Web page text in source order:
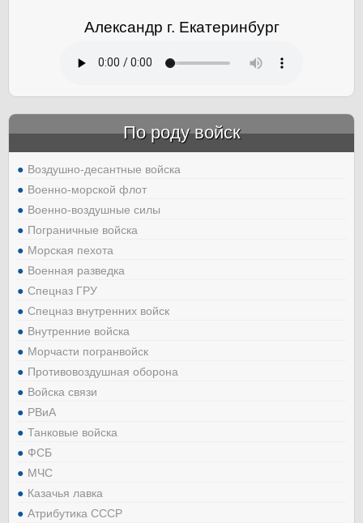
Александр г. Екатеринбург
По роду войск
Воздушно-десантные войска
Военно-морской флот
Военно-воздушные силы
Пограничные войска
Морская пехота
Военная разведка
Спецназ ГРУ
Спецназ внутренних войск
Внутренние войска
Морчасти погранвойск
Противовоздушная оборона
Войска связи
РВиА
Танковые войска
ФСБ
МЧС
Казачья лавка
Атрибутика СССР